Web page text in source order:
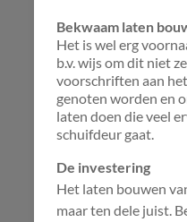
Bekwaam laten
Het is wel erg
b.v. wijs om dit niet
voorschriften aan
genoten worden en
laten doen die veel
schuifdeur gaat.
De investering
Het laten bouwen
maar ten dele juist.